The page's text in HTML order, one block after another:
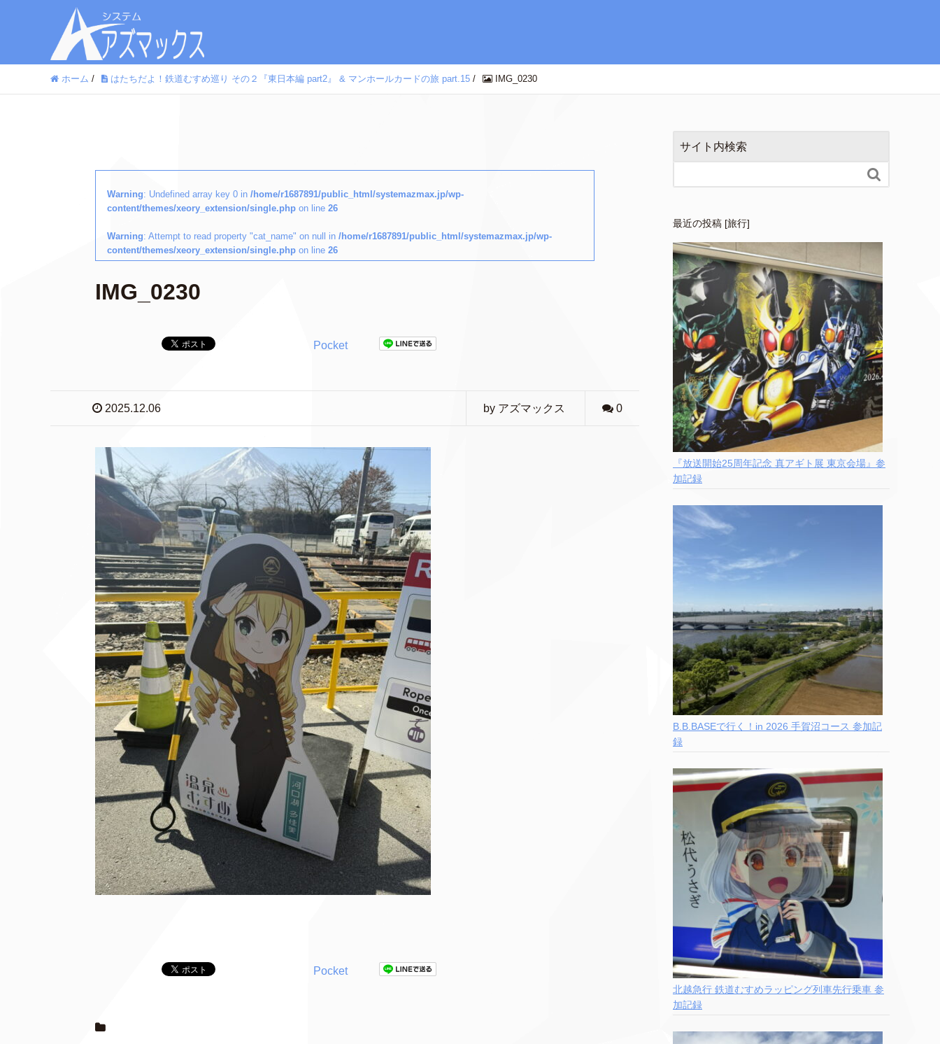
ホーム / はたちだよ！鉄道むすめ巡り その２『東日本編 part2』 & マンホールカードの旅 part.15 / IMG_0230
Warning: Undefined array key 0 in /home/r1687891/public_html/systemazmax.jp/wp-
content/themes/xeory_extension/single.php on line 26
Warning: Attempt to read property "cat_name" on null in /home/r1687891/public_html/systemazmax.jp/wp-
content/themes/xeory_extension/single.php on line 26
IMG_0230
Pocket
2025.12.06 by アズマックス 0
Pocket
サイト内検索

最近の投稿 [旅行]
『放送開始25周年記念 真アギト展 東京会場』参
加記録
B.B.BASEで行く！in 2026 手賀沼コース 参加記
録
北越急行 鉄道むすめラッピング列車先行乗車 参
加記録